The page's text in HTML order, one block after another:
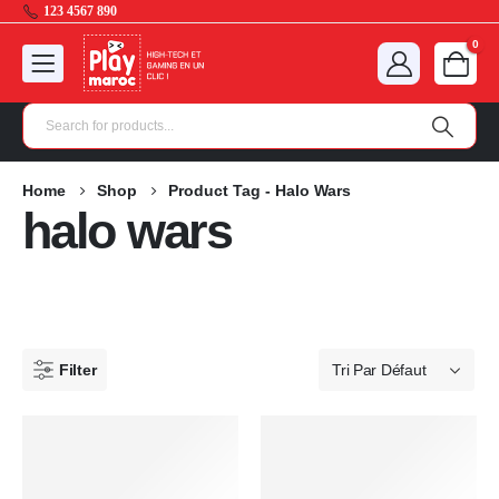
123 4567 890
0
Home Shop Product Tag - Halo Wars
halo wars
Filter